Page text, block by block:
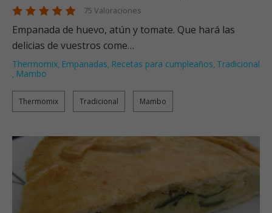
75 Valoraciones
Empanada de huevo, atún y tomate. Que hará las
delicias de vuestros come…
Thermomix, Empanadas, Recetas para cumpleaños, Tradicional
, Mambo
Thermomix Tradicional Mambo